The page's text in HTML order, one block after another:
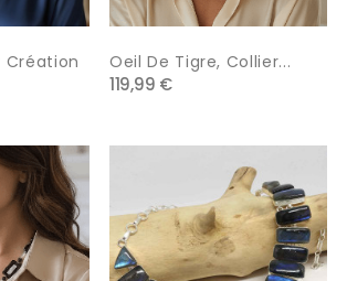
Création Oeil De Tigre, Collier...
119,99 €